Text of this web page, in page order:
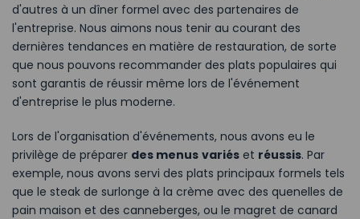
d'autres à un dîner formel avec des partenaires de
l'entreprise. Nous aimons nous tenir au courant des
dernières tendances en matière de restauration, de sorte
que nous pouvons recommander des plats populaires qui
sont garantis de réussir même lors de l'événement
d'entreprise le plus moderne.
Lors de l'organisation d'événements, nous avons eu le
privilège de préparer des menus variés et réussis. Par
exemple, nous avons servi des plats principaux formels tels
que le steak de surlonge à la crème avec des quenelles de
pain maison et des canneberges, ou le magret de canard